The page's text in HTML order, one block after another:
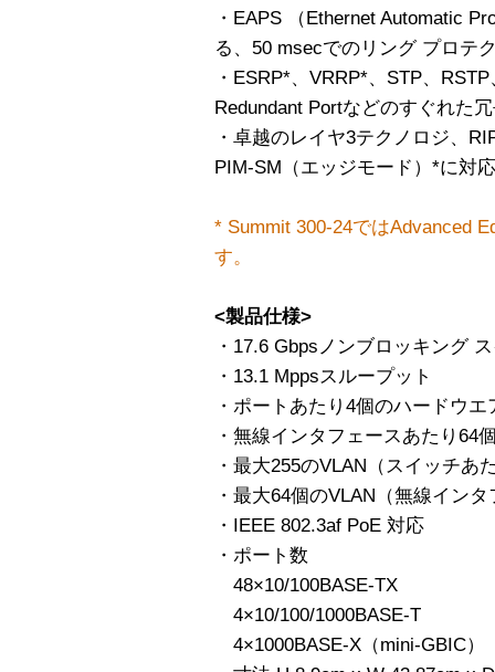
・EAPS （Ethernet Automatic
る、50 msecでのリング プロテ
・ESRP*、VRRP*、STP、
Redundant Portなどのすぐれた
・卓越のレイヤ3テクノロジ、
PIM-SM（エッジモード）*に対応
* Summit 300-24ではAdvanced
す。
<製品仕様>
・17.6 Gbpsノンブロッキング
・13.1 Mppsスループット
・ポートあたり4個のハードウ
・無線インタフェースあたり64
・最大255のVLAN（スイッチあ
・最大64個のVLAN（無線イン
・IEEE 802.3af PoE 対応
・ポート数
48×10/100BASE-TX
4×10/100/1000BASE-T
4×1000BASE-X（mini-GBIC）